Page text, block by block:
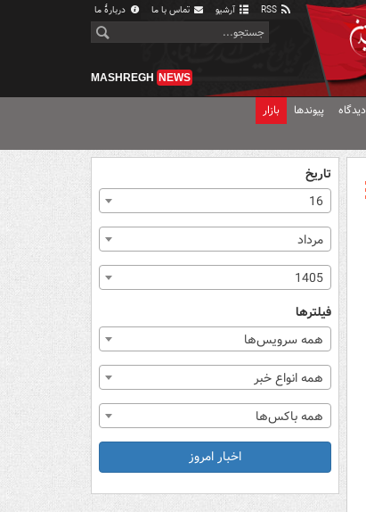
آرشیو تماس با ما دربارهٔ ما
MASHREGH NEWS
دیدگاه پیوندها بازار
تاریخ
16
مرداد
1405
فیلترها
همه سرویس‌ها
همه انواع خبر
همه باکس‌ها
اخبار امروز